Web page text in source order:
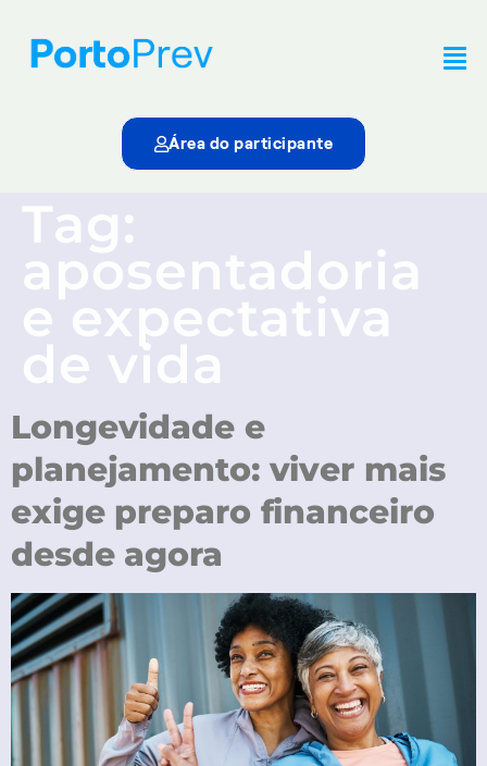
Área do participante
Tag:
aposentadoria
e expectativa
de vida
Longevidade e
planejamento: viver mais
exige preparo financeiro
desde agora